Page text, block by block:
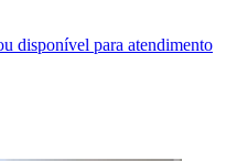
disponível para atendimento